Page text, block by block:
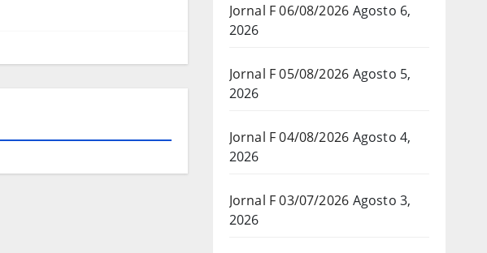
Jornal F 06/08/2026 Agosto 6,
2026
Jornal F 05/08/2026 Agosto 5,
2026
Jornal F 04/08/2026 Agosto 4,
2026
Jornal F 03/07/2026 Agosto 3,
2026